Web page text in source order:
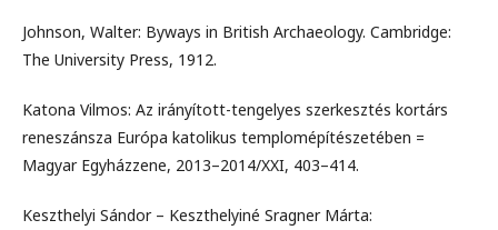
Johnson, Walter: Byways in British Archaeology. Cambridge:
The University Press, 1912.
Katona Vilmos: Az irányított-tengelyes szerkesztés kortárs
reneszánsza Európa katolikus templomépítészetében =
Magyar Egyházzene, 2013–2014/XXI, 403–414.
Keszthelyi Sándor – Keszthelyiné Sragner Márta: